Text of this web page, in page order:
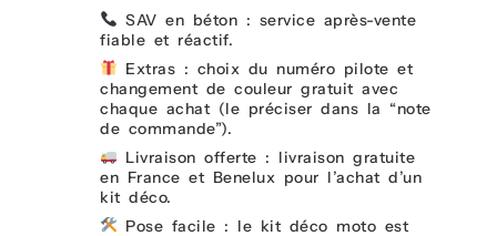
SAV en béton : service après-vente
fiable et réactif.
Extras : choix du numéro pilote et
changement de couleur gratuit avec
chaque achat (le préciser dans la “note
de commande”).
Livraison offerte : livraison gratuite
en France et Benelux pour l’achat d’un
kit déco.
Pose facile : le kit déco moto est